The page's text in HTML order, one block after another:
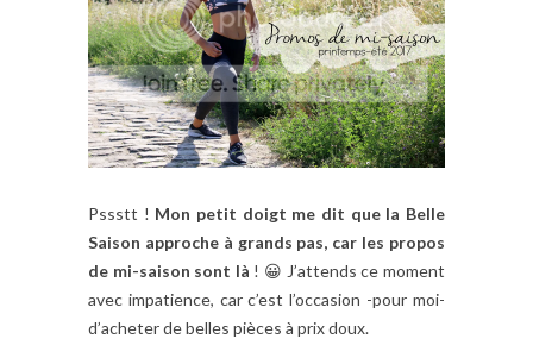
Pssstt ! Mon petit doigt me dit que la Belle
Saison approche à grands pas, car les propos
de mi-saison sont là ! 😀 J’attends ce moment
avec impatience, car c’est l’occasion -pour moi-
d’acheter de belles pièces à prix doux.